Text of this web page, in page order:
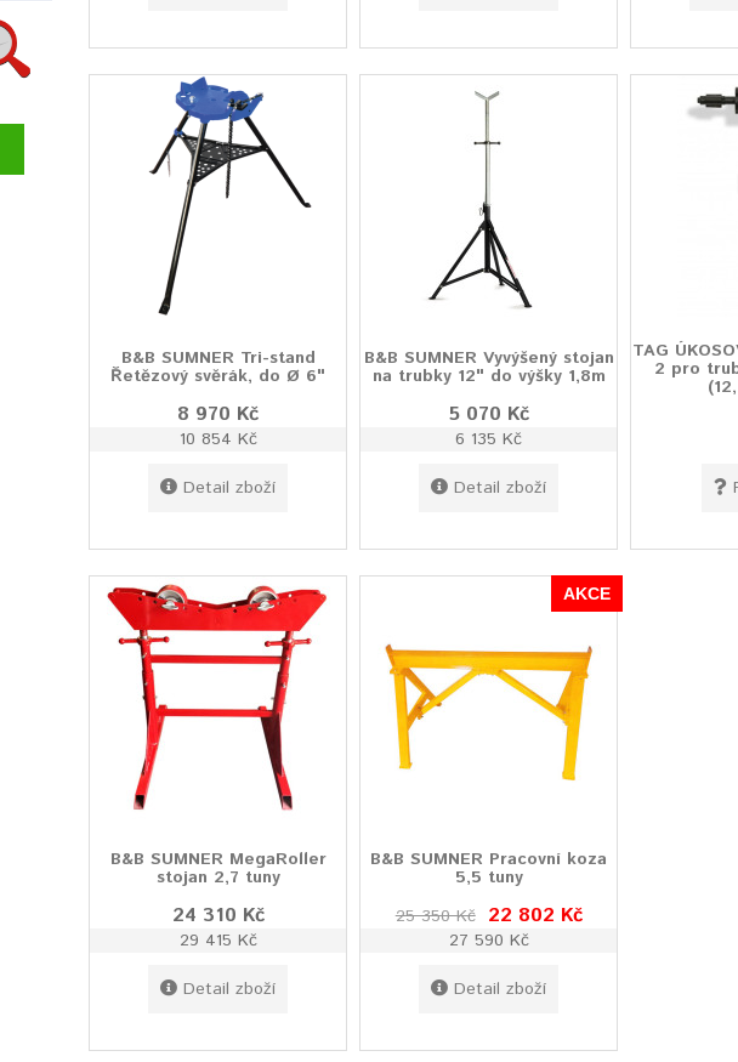
B&B SUMNER Tri-stand
Řetězový svěrák, do Ø 6"
8 970 Kč
10 854 Kč
Detail zboží
B&B SUMNER Vyvýšený stojan
na trubky 12" do výšky 1,8m
5 070 Kč
6 135 Kč
Detail zboží
TAG
2 pro
B&B SUMNER MegaRoller
stojan 2,7 tuny
24 310 Kč
29 415 Kč
Detail zboží
AKCE
B&B SUMNER Pracovní koza
5,5 tuny
25 350 Kč 22 802 Kč
27 590 Kč
Detail zboží